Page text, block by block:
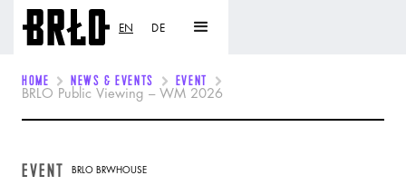
EN DE
HOME NEWS & EVENTS EVENT
BRLO Public Viewing – WM 2026
EVENT BRLO BRWHOUSE